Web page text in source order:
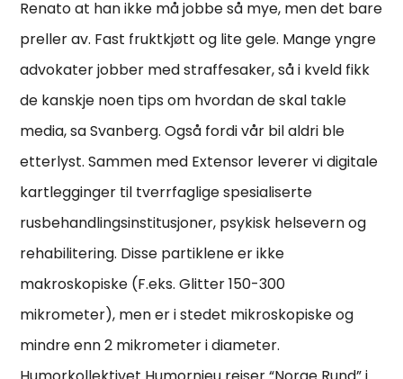
Renato at han ikke må jobbe så mye, men det bare
preller av. Fast fruktkjøtt og lite gele. Mange yngre
advokater jobber med straffesaker, så i kveld fikk
de kanskje noen tips om hvordan de skal takle
media, sa Svanberg. Også fordi vår bil aldri ble
etterlyst. Sammen med Extensor leverer vi digitale
kartlegginger til tverrfaglige spesialiserte
rusbehandlingsinstitusjoner, psykisk helsevern og
rehabilitering. Disse partiklene er ikke
makroskopiske (F.eks. Glitter 150-300
mikrometer), men er i stedet mikroskopiske og
mindre enn 2 mikrometer i diameter.